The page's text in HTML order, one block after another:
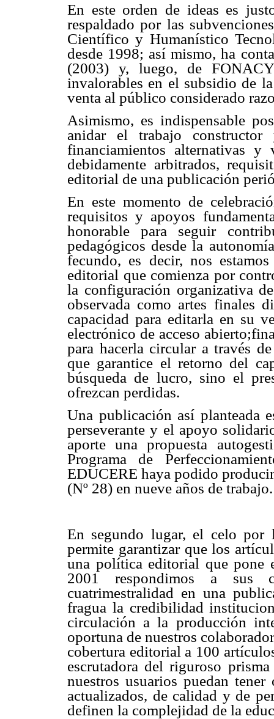
En este orden de ideas es
respaldado por las
Científico y Humanístico
desde 1998; así mismo, ha
(2003) y, luego, de
invalorables en el subsidio de
venta al público considerado
Asimismo, es indispensable
anidar el trabajo
financiamientos alternativas
debidamente arbitrados,
editorial de una publicación
En este momento de
requisitos y apoyos
honorable para seguir
pedagógicos desde la
fecundo, es decir, nos
editorial que comienza por
la configuración organizativa
observada como artes finales
capacidad para editarla en su
electrónico de acceso
para hacerla circular a través
que garantice el retorno del
búsqueda de lucro, sino el
ofrezcan perdidas.
Una publicación así planteada
perseverante y el apoyo
aporte una propuesta
Programa de
EDUCERE haya podido
(Nº 28) en nueve años de trabajo.
En segundo lugar, el celo por
permite garantizar que los
una política editorial que pone
2001 respondimos a sus
cuatrimestralidad en una
fragua la credibilidad
circulación a la producción
oportuna de nuestros
cobertura editorial a 100
escrutadora del riguroso
nuestros usuarios puedan
actualizados, de calidad y de
definen la complejidad de la